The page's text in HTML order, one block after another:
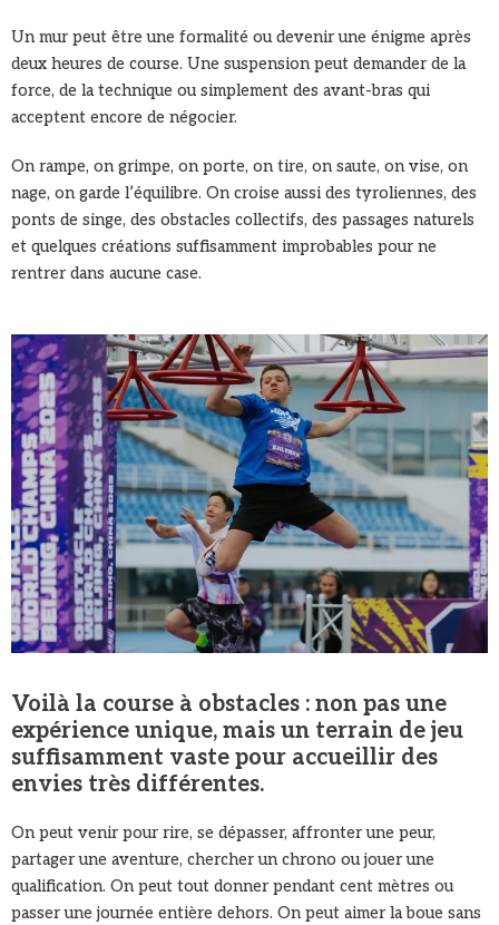
Un mur peut être une formalité ou devenir une énigme après
deux heures de course. Une suspension peut demander de la
force, de la technique ou simplement des avant-bras qui
acceptent encore de négocier.
On rampe, on grimpe, on porte, on tire, on saute, on vise, on
nage, on garde l’équilibre. On croise aussi des tyroliennes, des
ponts de singe, des obstacles collectifs, des passages naturels
et quelques créations suffisamment improbables pour ne
rentrer dans aucune case.
Voilà la course à obstacles : non pas une
expérience unique, mais un terrain de jeu
suffisamment vaste pour accueillir des
envies très différentes.
On peut venir pour rire, se dépasser, affronter une peur,
partager une aventure, chercher un chrono ou jouer une
qualification. On peut tout donner pendant cent mètres ou
passer une journée entière dehors. On peut aimer la boue sans